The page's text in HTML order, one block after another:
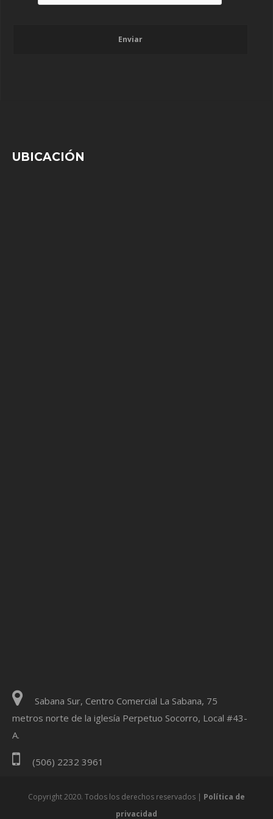
Enviar
UBICACIÓN
Sabana Sur, Centro Comercial La Sabana, 75
metros norte de la iglesía Perpetuo Socorro, Local #43-
A.
(506) 2232 3961
Copyright 2020. Todos los derechos reservados | Política de
privacidad